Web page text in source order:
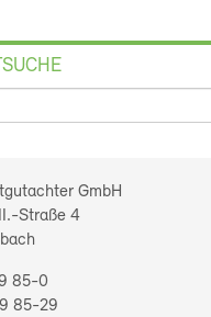
GmbH
Straße 4
85-0
85-29